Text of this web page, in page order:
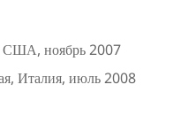
США, ноябрь 2007
Италия, июль 2008